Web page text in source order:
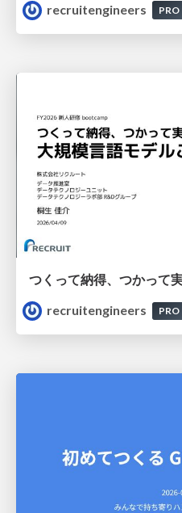
recruitengineers
PRO
recruitengineers
PRO